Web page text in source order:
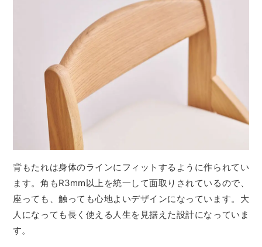
背もたれは身体のラインにフィットするように作られてい
ます。角もR3mm以上を統一して面取りされているので、
座っても、触っても心地よいデザインになっています。大
人になっても長く使える人生を見据えた設計になっていま
す。